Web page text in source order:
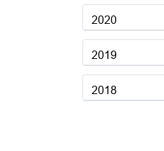
2020
2019
2018